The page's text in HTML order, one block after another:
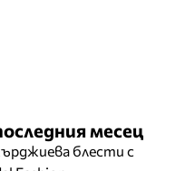
месец
блести с